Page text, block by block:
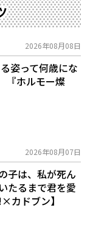
2026年08月08日
姿って何歳にな
『ホルモー燦
2026年08月07日
子は、私が死ん
たるまで君を愛
カドブン】